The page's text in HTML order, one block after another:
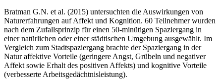
Bratman G.N. et al. (2015) untersuchten die Auswirkungen von
Naturerfahrungen auf Affekt und Kognition. 60 Teilnehmer wurden
nach dem Zufallsprinzip für einen 50-minütigen Spaziergang in
einer natürlichen oder einer städtischen Umgebung ausgewählt. Im
Vergleich zum Stadtspaziergang brachte der Spaziergang in der
Natur affektive Vorteile (geringere Angst, Grübeln und negativer
Affekt sowie Erhalt des positiven Affekts) und kognitive Vorteile
(verbesserte Arbeitsgedächtnisleistung).